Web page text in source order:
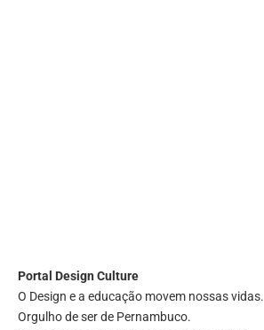
Portal Design Culture
O Design e a educação movem nossas vidas.
Orgulho de ser de Pernambuco.